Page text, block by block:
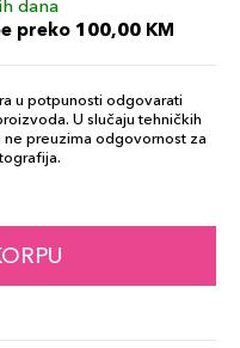
dana
preko 100,00 KM
u potpunosti odgovarati
U slučaju tehničkih
preuzima odgovornost za